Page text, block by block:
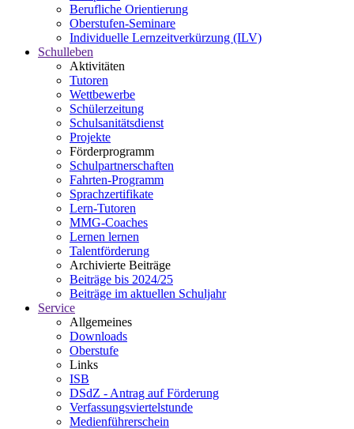
Berufliche Orientierung
Oberstufen-Seminare
Individuelle Lernzeitverkürzung (ILV)
Schulleben
Aktivitäten
Tutoren
Wettbewerbe
Schülerzeitung
Schulsanitätsdienst
Projekte
Förderprogramm
Schulpartnerschaften
Fahrten-Programm
Sprachzertifikate
Lern-Tutoren
MMG-Coaches
Lernen lernen
Talentförderung
Archivierte Beiträge
Beiträge bis 2024/25
Beiträge im aktuellen Schuljahr
Service
Allgemeines
Downloads
Oberstufe
Links
ISB
DSdZ - Antrag auf Förderung
Verfassungsviertelstunde
Medienführerschein